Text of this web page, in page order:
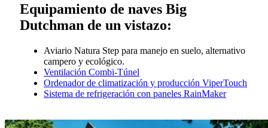
Equipamiento de naves Big
Dutchman de un vistazo:
Aviario Natura Step para manejo en suelo, alternativo
campero y ecológico.
Ventilación Combi-Túnel
Ordenador de climatización y producción ViperTouch
Sistema de refrigeración con paneles RainMaker